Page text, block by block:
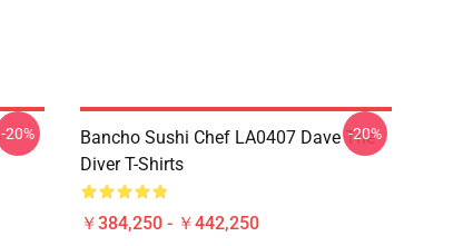
-20%
Bancho Sushi Chef LA0407 Dave The
Diver T-Shirts
￥384,250 - ￥442,250
-20%